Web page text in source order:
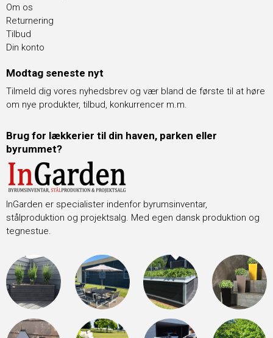
Om os
Returnering
Tilbud
Din konto
Modtag seneste nyt
Tilmeld dig vores nyhedsbrev og vær bland de første til at høre
om nye produkter, tilbud, konkurrencer m.m.
Brug for lækkerier til din haven, parken eller
byrummet?
InGarden er specialister indenfor byrumsinventar,
stålproduktion og projektsalg. Med egen dansk produktion og
tegnestue.